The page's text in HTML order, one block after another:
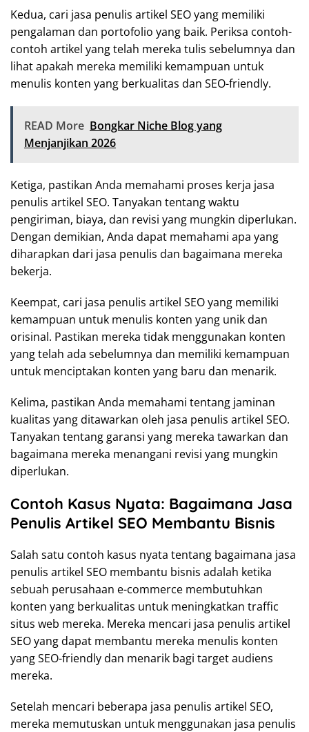
Kedua, cari jasa penulis artikel SEO yang memiliki
pengalaman dan portofolio yang baik. Periksa contoh-
contoh artikel yang telah mereka tulis sebelumnya dan
lihat apakah mereka memiliki kemampuan untuk
menulis konten yang berkualitas dan SEO-friendly.
READ More Bongkar Niche Blog yang
Menjanjikan 2026
Ketiga, pastikan Anda memahami proses kerja jasa
penulis artikel SEO. Tanyakan tentang waktu
pengiriman, biaya, dan revisi yang mungkin diperlukan.
Dengan demikian, Anda dapat memahami apa yang
diharapkan dari jasa penulis dan bagaimana mereka
bekerja.
Keempat, cari jasa penulis artikel SEO yang memiliki
kemampuan untuk menulis konten yang unik dan
orisinal. Pastikan mereka tidak menggunakan konten
yang telah ada sebelumnya dan memiliki kemampuan
untuk menciptakan konten yang baru dan menarik.
Kelima, pastikan Anda memahami tentang jaminan
kualitas yang ditawarkan oleh jasa penulis artikel SEO.
Tanyakan tentang garansi yang mereka tawarkan dan
bagaimana mereka menangani revisi yang mungkin
diperlukan.
Contoh Kasus Nyata: Bagaimana Jasa
Penulis Artikel SEO Membantu Bisnis
Salah satu contoh kasus nyata tentang bagaimana jasa
penulis artikel SEO membantu bisnis adalah ketika
sebuah perusahaan e-commerce membutuhkan
konten yang berkualitas untuk meningkatkan traffic
situs web mereka. Mereka mencari jasa penulis artikel
SEO yang dapat membantu mereka menulis konten
yang SEO-friendly dan menarik bagi target audiens
mereka.
Setelah mencari beberapa jasa penulis artikel SEO,
mereka memutuskan untuk menggunakan jasa penulis